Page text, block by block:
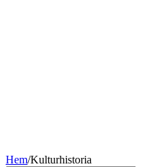
Hem/Kulturhistoria